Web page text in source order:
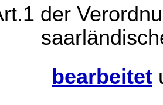
der
bearbeitet